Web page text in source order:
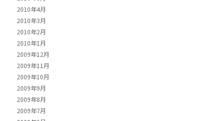
2010年4月
2010年3月
2010年2月
2010年1月
2009年12月
2009年11月
2009年10月
2009年9月
2009年8月
2009年7月